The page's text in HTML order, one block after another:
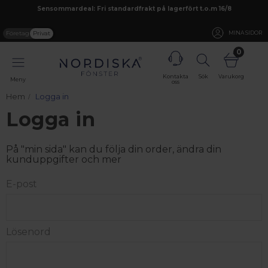
Sensommardeal: Fri standardfrakt på lagerfört t.o.m 16/8
Företag Privat MINA SIDOR
Meny
Kontakta
oss
Sök
0
Varukorg
Hem Logga in
Logga in
På "min sida" kan du följa din order, ändra din
kunduppgifter och mer
E-post
Lösenord